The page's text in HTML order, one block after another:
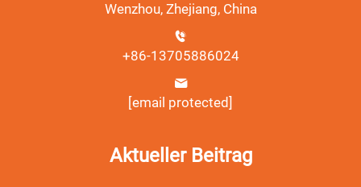
Wenzhou, Zhejiang, China
+86-13705886024
[email protected]
Aktueller Beitrag